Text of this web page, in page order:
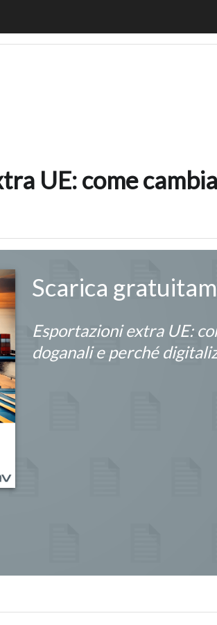
UE: come
Scarica
Esportazioni extra UE:
doganali e perché